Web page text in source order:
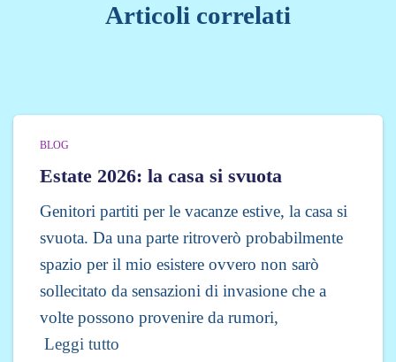
Articoli correlati
BLOG
Estate 2026: la casa si svuota
Genitori partiti per le vacanze estive, la casa si
svuota. Da una parte ritroverò probabilmente
spazio per il mio esistere ovvero non sarò
sollecitato da sensazioni di invasione che a
volte possono provenire da rumori,
Leggi tutto